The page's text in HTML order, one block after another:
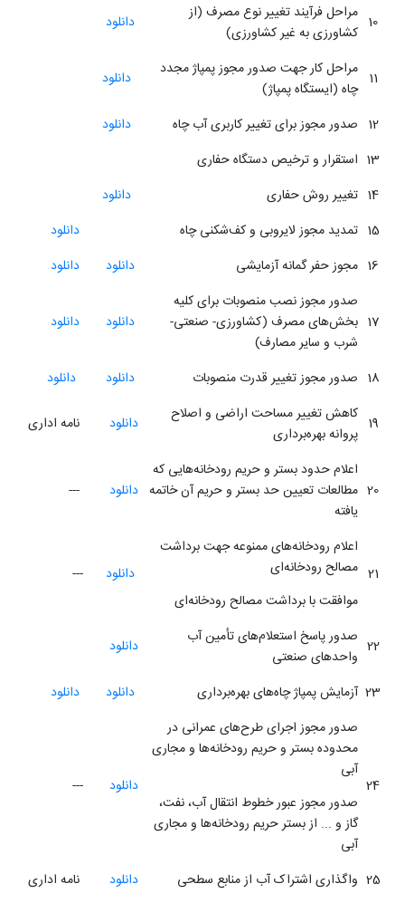
10 مراحل فرآیند تغییر نوع مصرف (از
کشاورزی به غیر کشاورزی)
دانلود
11 مراحل کار جهت صدور مجوز پمپاژ مجدد
چاه (ایستگاه پمپاژ)
دانلود
12 صدور مجوز برای تغییر کاربری آب چاه
دانلود
13 استقرار و ترخیص دستگاه حفاری
14 تغییر روش حفاری
دانلود
15 تمدید مجوز لایروبی و کف‌شکنی چاه
دانلود
16 مجوز حفر گمانه آزمایشی دانلود دانلود
17
صدور مجوز نصب منصوبات برای کلیه
بخش‌های مصرف (کشاورزی- صنعتی-
شرب و سایر مصارف)
دانلود دانلود
18 صدور مجوز تغییر قدرت منصوبات دانلود دانلود
19 کاهش تغییر مساحت اراضی و اصلاح
پروانه بهره‌برداری
دانلود نامه اداری
20
اعلام حدود بستر و حریم رودخانه‌هایی که
مطالعات تعیین حد بستر و حریم آن خاتمه
یافته
دانلود ---
21
اعلام رودخانه‌های ممنوعه جهت برداشت
مصالح رودخانه‌ای
موافقت با برداشت مصالح رودخانه‌ای
دانلود ---
22 صدور پاسخ استعلام‌های تأمین آب
واحدهای صنعتی
دانلود
23 آزمایش پمپاژ چاه‌های بهره‌برداری دانلود دانلود
24
صدور مجوز اجرای طرح‌های عمرانی در
محدوده بستر و حریم رودخانه‌ها و مجاری
آبی
صدور مجوز عبور خطوط انتقال آب، نفت،
گاز و ... از بستر حریم رودخانه‌ها و مجاری
آبی
دانلود ---
25 واگذاری اشتراک آب از منابع سطحی دانلود
نامه اداری